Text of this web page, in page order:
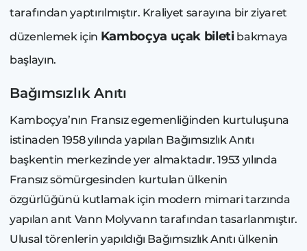
tarafından yaptırılmıştır. Kraliyet sarayına bir ziyaret
düzenlemek için Kamboçya uçak biletibakmaya
başlayın.
Bağımsızlık Anıtı
Kamboçya’nın Fransız egemenliğinden kurtuluşuna
istinaden 1958 yılında yapılan Bağımsızlık Anıtı
başkentin merkezinde yer almaktadır. 1953 yılında
Fransız sömürgesinden kurtulan ülkenin
özgürlüğünü kutlamak için modern mimari tarzında
yapılan anıt Vann Molyvann tarafından tasarlanmıştır.
Ulusal törenlerin yapıldığı Bağımsızlık Anıtı ülkenin